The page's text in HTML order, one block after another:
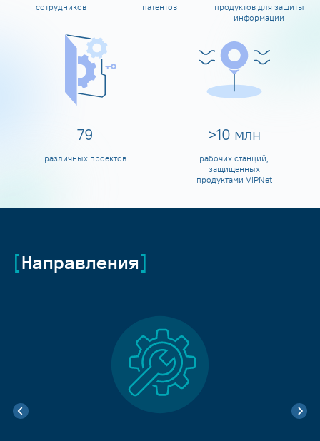
сотрудников патентов
продуктов для защиты
информации
80
различных проектов
>10 млн
рабочих станций,
защищенных
продуктами ViPNet
Направления